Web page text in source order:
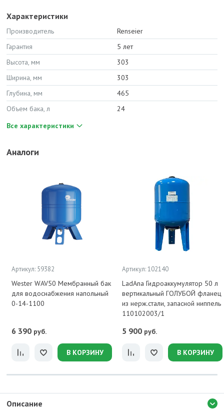
Характеристики
Производитель
Renseier
Гарантия
5 лет
Высота, мм
303
Ширина, мм
303
Глубина, мм
465
Объем бака, л
24
Все характеристики
Аналоги
Артикул: 59382
Wester WAV50 Мембранный бак
для водоснабжения напольный
0-14-1100
6 390 руб.
В КОРЗИНУ
Артикул: 102140
LadAna Гидроаккумулятор 50 л
вертикальный ГОЛУБОЙ фланец
из нерж.стали, запасной ниппель
110102003/1
5 900 руб.
В КОРЗИНУ
Описание